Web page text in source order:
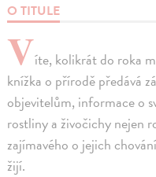
O TITULE
Víte, kolikrát do roka
knížka o přírodě předává
objevitelům, informace o
rostliny a živočichy nejen
zajímavého o jejich
žijí.